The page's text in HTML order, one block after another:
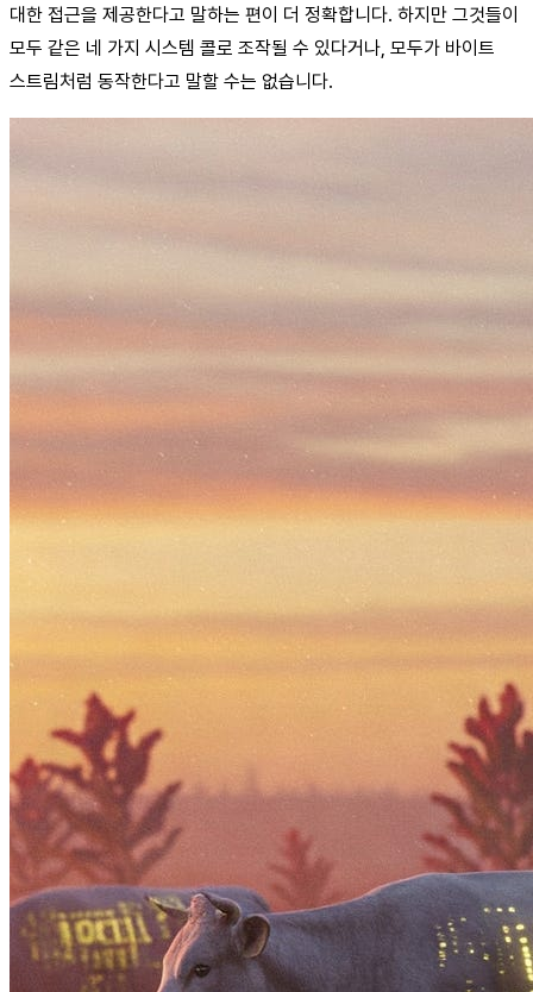
대한 접근을 제공한다고 말하는 편이 더 정확합니다. 하지만 그것들이
모두 같은 네 가지 시스템 콜로 조작될 수 있다거나, 모두가 바이트
스트림처럼 동작한다고 말할 수는 없습니다.